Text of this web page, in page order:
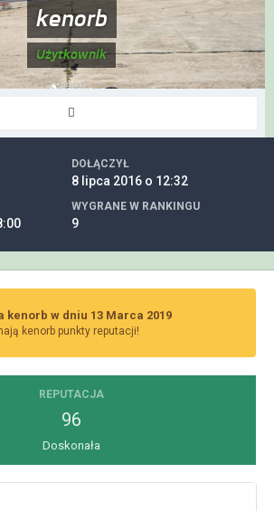
kenorb
Użytkownik
DOŁĄCZYŁ
8 lipca 2016 o 12:32
WYGRANE W RANKINGU
9
kenorb w dniu 13 Marca 2019
kenorb punkty reputacji!
REPUTACJA
96
Doskonała